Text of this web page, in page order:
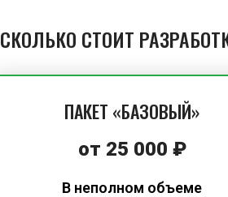
СКОЛЬКО СТОИТ
ПАКЕТ «БАЗОВЫЙ»
от 25 000 ₽
В неполном объеме